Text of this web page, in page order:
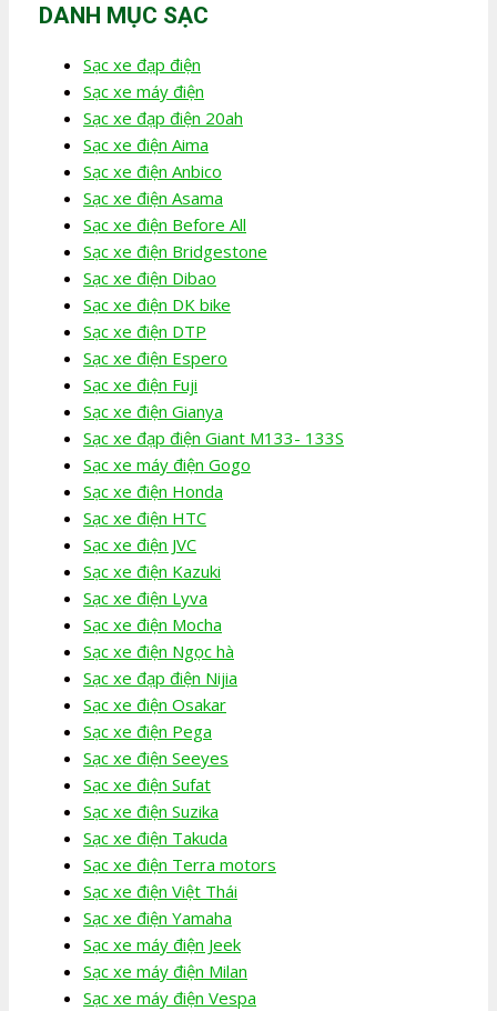
DANH MỤC SẠC
Sạc xe đạp điện
Sạc xe máy điện
Sạc xe đạp điện 20ah
Sạc xe điện Aima
Sạc xe điện Anbico
Sạc xe điện Asama
Sạc xe điện Before All
Sạc xe điện Bridgestone
Sạc xe điện Dibao
Sạc xe điện DK bike
Sạc xe điện DTP
Sạc xe điện Espero
Sạc xe điện Fuji
Sạc xe điện Gianya
Sạc xe đạp điện Giant M133- 133S
Sạc xe máy điện Gogo
Sạc xe điện Honda
Sạc xe điện HTC
Sạc xe điện JVC
Sạc xe điện Kazuki
Sạc xe điện Lyva
Sạc xe điện Mocha
Sạc xe điện Ngọc hà
Sạc xe đạp điện Nijia
Sạc xe điện Osakar
Sạc xe điện Pega
Sạc xe điện Seeyes
Sạc xe điện Sufat
Sạc xe điện Suzika
Sạc xe điện Takuda
Sạc xe điện Terra motors
Sạc xe điện Việt Thái
Sạc xe điện Yamaha
Sạc xe máy điện Jeek
Sạc xe máy điện Milan
Sạc xe máy điện Vespa